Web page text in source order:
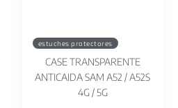
estuches protectores
CASE TRANSPARENTE
ANTICAIDA SAM A52 / A52S
4G / 5G